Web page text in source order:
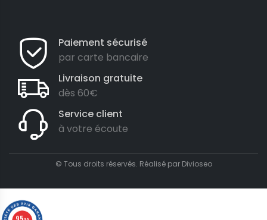
Paiement sécurisé
par carte bancaire
Livraison gratuite
dès 60€
Service client
à votre écoute
© Tous droits réservés. Réalisé par Divioseo